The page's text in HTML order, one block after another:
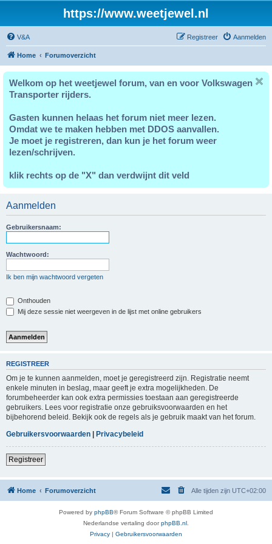
https://www.weetjewel.nl
V&A Aanmelden
Registreer
Home Forumoverzicht
Welkom op het weetjewel forum, van en voor Volkswagen
Transporter rijders.
Gasten kunnen helaas het forum niet meer lezen.
Omdat we te maken hebben met DDOS aanvallen.
Je moet je registreren, dan kun je het forum weer
lezen/schrijven.
klik rechts op de "X" dan verdwijnt dit veld
Aanmelden
Gebruikersnaam:
Wachtwoord:
Ik ben mijn wachtwoord vergeten
Onthouden
Mij deze sessie niet weergeven in de lijst met online gebruikers
REGISTREER
Om je te kunnen aanmelden, moet je geregistreerd zijn. Registratie neemt
enkele minuten in beslag, maar geeft je extra mogelijkheden. De
forumbeheerder kan ook extra permissies toestaan aan geregistreerde
gebruikers. Lees voor registratie onze gebruiksvoorwaarden en het
bijbehorend beleid. Bekijk ook de regels als je gebruik maakt van het forum.
Gebruikersvoorwaarden | Privacybeleid
Registreer
Home Forumoverzicht Alle tijden zijn UTC+02:00
Powered by phpBB® Forum Software © phpBB Limited
Nederlandse vertaling doorphpBB.nl
Privacy | Gebruikersvoorwaarden